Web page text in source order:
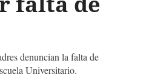
denuncian la falta de
Universitario.